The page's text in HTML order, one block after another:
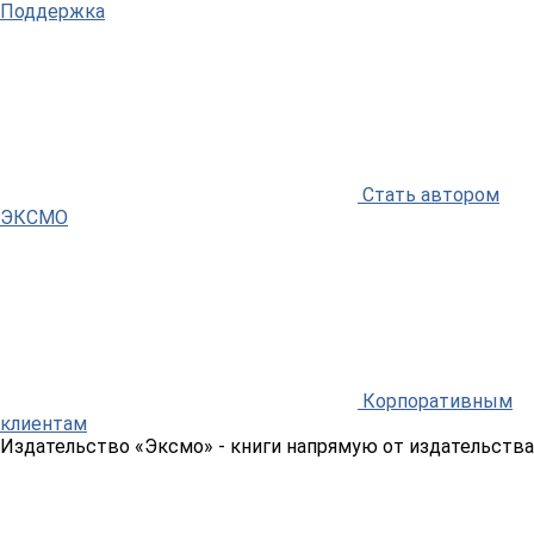
Поддержка
Стать автором
ЭКСМО
Корпоративным
клиентам
Издательство «Эксмо» - книги напрямую от издательства